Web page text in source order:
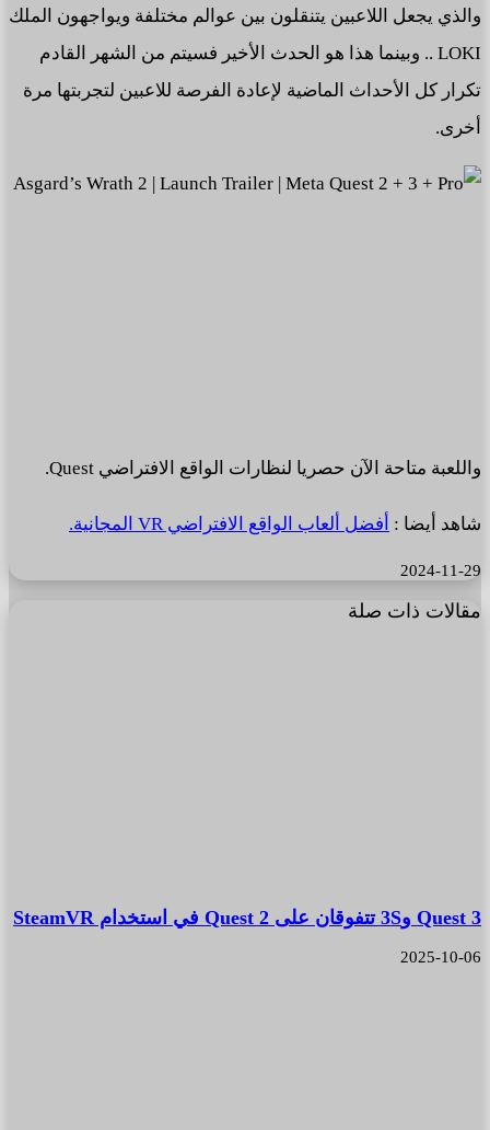
والذي يجعل اللاعبين يتنقلون بين عوالم مختلفة ويواجهون الملك
LOKI .. وبينما هذا هو الحدث الأخير فسيتم من الشهر القادم
تكرار كل الأحداث الماضية لإعادة الفرصة للاعبين لتجربتها مرة
أخرى.
واللعبة متاحة الآن حصريا لنظارات الواقع الافتراضي Quest.
شاهد أيضا : أفضل ألعاب الواقع الافتراضي VR المجانية.
2024-11-29
مقالات ذات صلة
Quest 3 و3S تتفوقان على Quest 2 في استخدام SteamVR
2025-10-06